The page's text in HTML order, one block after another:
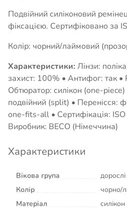
Подвійний силіконовий
фіксацією. Сертифіковано за
Колір: чорний/лаймовий
Характеристики: Лінзи:
захист: 100% • Антифог: так •
Обтюратор: силікон (one-piece)
подвійний (split) • Перенісся:
one-fits-all • Сертифікація:
Виробник: BECO (Німеччина)
Характеристики
Вікова група
дорослі
Колір
чорно/
Матеріал
силікон